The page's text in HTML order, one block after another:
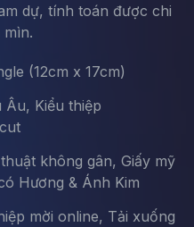
dự, tính toán được chi
(12cm x 17cm)
Kiểu thiệp
không gân, Giấy mỹ
Hương & Ánh Kim
mời online, Tải xuống